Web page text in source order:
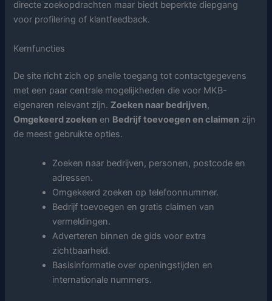
directe zoekopdrachten maar biedt beperkte diepgang
voor profilering of klantfeedback.
Kernfuncties
De site richt zich op snelle toegang tot contactgegevens
met een paar centrale mogelijkheden die voor MKB-
eigenaren relevant zijn. Zoeken naar bedrijven,
Omgekeerd zoeken en Bedrijf toevoegen en claimen zijn
de meest gebruikte opties.
Zoeken naar bedrijven, personen, postcode en
adressen.
Omgekeerd zoeken op telefoonnummer.
Bedrijf toevoegen en gratis claimen van
vermeldingen.
Adverteren binnen de gids voor extra
zichtbaarheid.
Basisinformatie over openingstijden en
internationale nummers.